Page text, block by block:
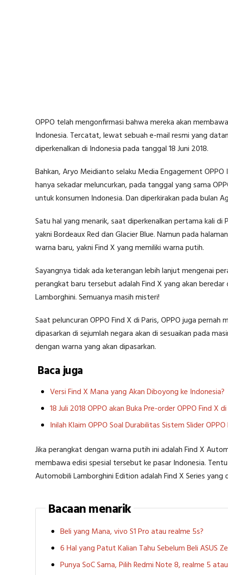
OPPO telah mengonfirmasi bahwa mereka akan
Indonesia. Tercatat, lewat sebuah e-mail resmi yang
diperkenalkan di Indonesia pada tanggal 18 Juni 2018.
Bahkan, Aryo Meidianto selaku Media Engagement
hanya sekadar meluncurkan, pada tanggal yang sama
untuk konsumen Indonesia. Dan diperkirakan pada bulan
Satu hal yang menarik, saat diperkenalkan pertama kali di
yakni Bordeaux Red dan Glacier Blue. Namun pada
warna baru, yakni Find X yang memiliki warna putih.
Sayangnya tidak ada keterangan lebih lanjut mengenai
perangkat baru tersebut adalah Find X yang akan
Lamborghini. Semuanya masih misteri!
Saat peluncuran OPPO Find X di Paris, OPPO juga
dipasarkan di sejumlah negara akan di sesuaikan pada
dengan warna yang akan dipasarkan.
Baca juga
Versi Find X Mana yang Akan Diboyong ke Indonesia?
18 Juli 2018 OPPO akan Buka Pre-order OPPO Find X
Inilah Klaim OPPO Soal Durabilitas Sistem Slider OPPO
Jika perangkat dengan warna putih ini adalah Find X
membawa edisi spesial tersebut ke pasar Indonesia.
Automobili Lamborghini Edition adalah Find X Series yang
Bacaan menarik
Beli yang Mana, vivo S1 Pro atau realme 5s?
6 Hal yang Patut Kalian Tahu Sebelum Beli ASUS
Punya SoC Sama, Pilih Redmi Note 8, realme 5